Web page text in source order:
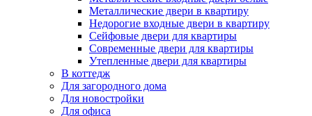
Металлические двери в квартиру
Недорогие входные двери в квартиру
Сейфовые двери для квартиры
Современные двери для квартиры
Утепленные двери для квартиры
В коттедж
Для загородного дома
Для новостройки
Для офиса